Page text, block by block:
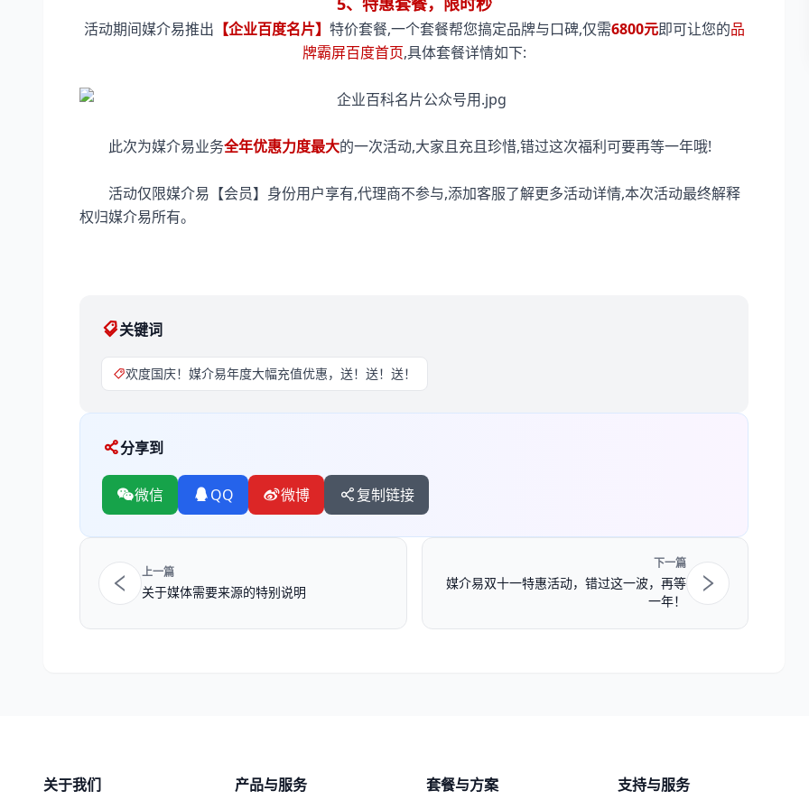
活动期间媒介易推出 【企业百度名片】 特价套餐,一个套餐帮您搞定品牌与口碑,仅需6800元即可让您的品
牌霸屏百度首页,具体套餐详情如下:
此次为媒介易业务全年优惠力度最大的一次活动,大家且充且珍惜,错过这次福利可要再等一年哦!
活动仅限媒介易【会员】身份用户享有,代理商不参与,添加客服了解更多活动详情,本次活动最终解释
权归媒介易所有。
关键词
欢度国庆！媒介易年度大幅充值优惠，送！送！送！
分享到
微信 QQ 微博 复制链接
上一篇
关于媒体需要来源的特别说明
下一篇
媒介易双十一特惠活动，错过这一波，再等
一年！
关于我们 产品与服务 套餐与方案 支持与服务